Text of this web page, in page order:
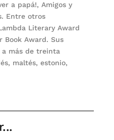
a papá!, Amigos y
Entre otros
Literary Award
Book Award. Sus
más de treinta
maltés, estonio,